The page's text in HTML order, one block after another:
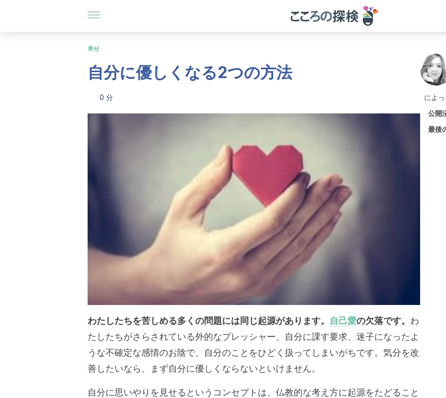
幸せ
自分に優しくなる2つの方法
0 分
わたしたちを苦しめる多くの問題には同じ起源があります。 自己愛の欠落です。 わ
たしたちがさらされている外的なプレッシャー、自分に課す要求、迷子になったよ
うな不確定な感情のお陰で、自分のことをひどく扱ってしまいがちです。気分を改
善したいなら、まず自分に優しくならないといけません。
自分に思いやりを見せるというコンセプトは、仏教的な考え方に起源をたどること
によ
公開
最後